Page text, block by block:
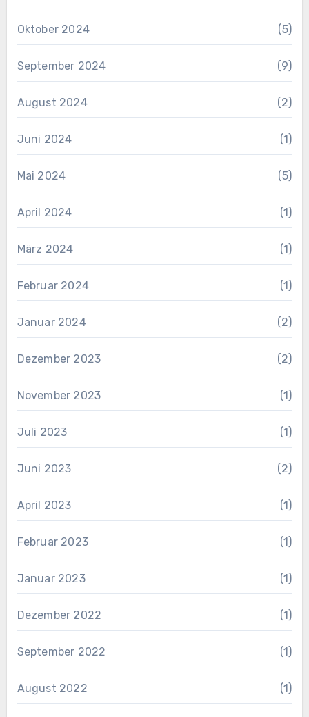
Oktober 2024 (5)
September 2024 (9)
August 2024 (2)
Juni 2024 (1)
Mai 2024 (5)
April 2024 (1)
März 2024 (1)
Februar 2024 (1)
Januar 2024 (2)
Dezember 2023 (2)
November 2023 (1)
Juli 2023 (1)
Juni 2023 (2)
April 2023 (1)
Februar 2023 (1)
Januar 2023 (1)
Dezember 2022 (1)
September 2022 (1)
August 2022 (1)